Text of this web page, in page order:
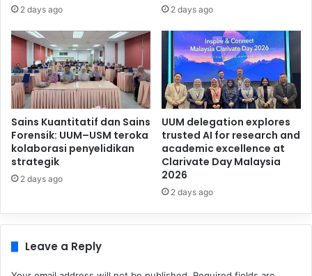
2 days ago 2 days ago
Sains Kuantitatif dan Sains
Forensik: UUM–USM teroka
kolaborasi penyelidikan
strategik
2 days ago
UUM delegation explores
trusted AI for research and
academic excellence at
Clarivate Day Malaysia
2026
2 days ago
Leave a Reply